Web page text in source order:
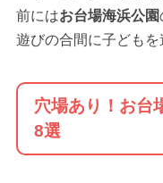
前にはお台場海浜公園
遊びの合間に子どもを
穴場あり！お台
8選